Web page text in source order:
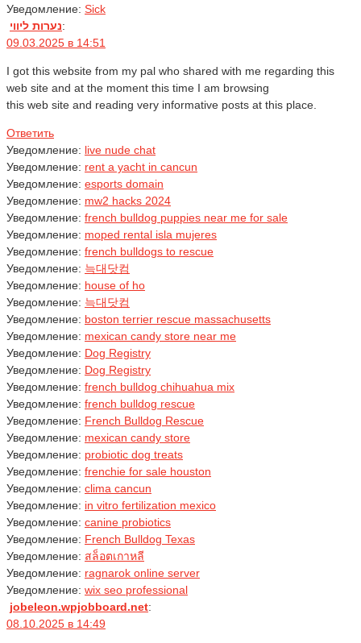
Уведомление: Sick
נערות ליווי:
09.03.2025 в 14:51
I got this website from my pal who shared with me regarding this
web site and at the moment this time I am browsing
this web site and reading very informative posts at this place.
Ответить
Уведомление: live nude chat
Уведомление: rent a yacht in cancun
Уведомление: esports domain
Уведомление: mw2 hacks 2024
Уведомление: french bulldog puppies near me for sale
Уведомление: moped rental isla mujeres
Уведомление: french bulldogs to rescue
Уведомление: 늑대닷컴
Уведомление: house of ho
Уведомление: 늑대닷컴
Уведомление: boston terrier rescue massachusetts
Уведомление: mexican candy store near me
Уведомление: Dog Registry
Уведомление: Dog Registry
Уведомление: french bulldog chihuahua mix
Уведомление: french bulldog rescue
Уведомление: French Bulldog Rescue
Уведомление: mexican candy store
Уведомление: probiotic dog treats
Уведомление: frenchie for sale houston
Уведомление: clima cancun
Уведомление: in vitro fertilization mexico
Уведомление: canine probiotics
Уведомление: French Bulldog Texas
Уведомление: สล็อตเกาหลี
Уведомление: ragnarok online server
Уведомление: wix seo professional
jobeleon.wpjobboard.net:
08.10.2025 в 14:49